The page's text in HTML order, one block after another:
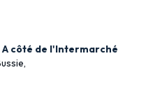
côté de l'Intermarché